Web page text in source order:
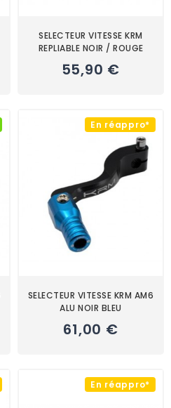
SELECTEUR VITESSE KRM
REPLIABLE NOIR / ROUGE
55,90 €
En réappro*
SELECTEUR VITESSE KRM AM6
ALU NOIR BLEU
61,00 €
En réappro*